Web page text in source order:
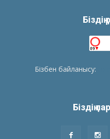
Бізбен байланысу:
Біздің